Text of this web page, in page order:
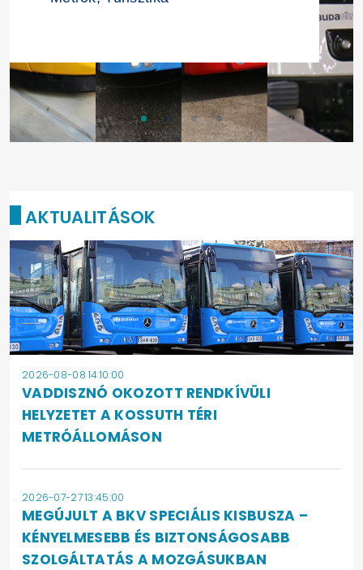
AKTUALITÁSOK
2026-08-08 14:10:00
VADDISZNÓ OKOZOTT RENDKÍVÜLI
HELYZETET A KOSSUTH TÉRI
METRÓÁLLOMÁSON
2026-07-27 13:45:00
MEGÚJULT A BKV SPECIÁLIS KISBUSZA –
KÉNYELMESEBB ÉS BIZTONSÁGOSABB
SZOLGÁLTATÁS A MOZGÁSUKBAN